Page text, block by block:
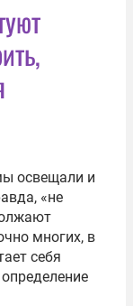
освещали и
«не
многих, в
себя